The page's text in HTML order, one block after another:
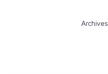
Archives